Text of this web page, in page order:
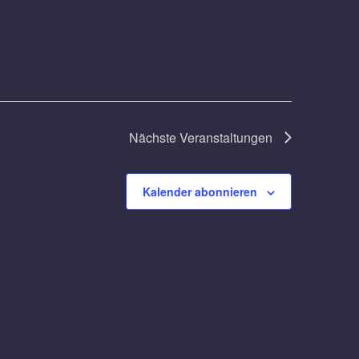
NächsteVeranstaltungen
Kalender abonnieren